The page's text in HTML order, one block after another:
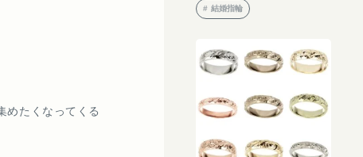
めたくなってくる
結婚指輪